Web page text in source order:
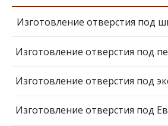
Изготовление отверстия под
Изготовление отверстия под
Изготовление отверстия под
Изготовление отверстия под